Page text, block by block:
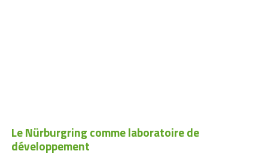
Le Nürburgring comme laboratoire de
développement